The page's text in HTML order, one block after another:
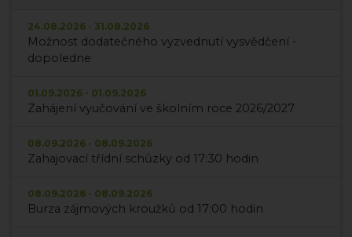
24.08.2026 - 31.08.2026
Možnost dodatečného vyzvednutí vysvědčení -
dopoledne
01.09.2026 - 01.09.2026
Zahájení vyučování ve školním roce 2026/2027
08.09.2026 - 08.09.2026
Zahajovací třídní schůzky od 17:30 hodin
08.09.2026 - 08.09.2026
Burza zájmových kroužků od 17:00 hodin